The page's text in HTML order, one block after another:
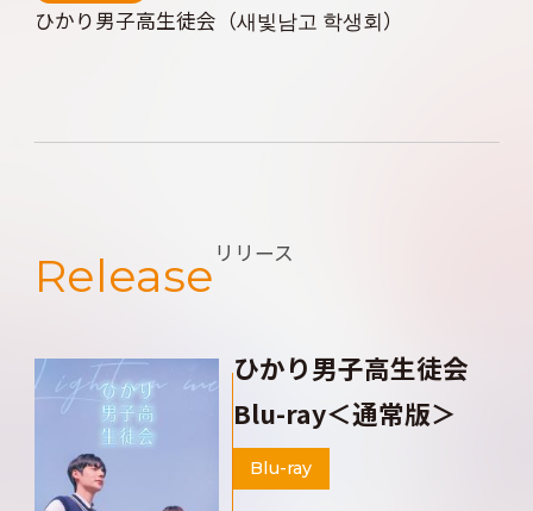
ひかり男子高生徒会（새빛남고 학생회）
Release リリース
ひかり男子高生徒会
Blu-ray＜通常版＞
Blu-ray